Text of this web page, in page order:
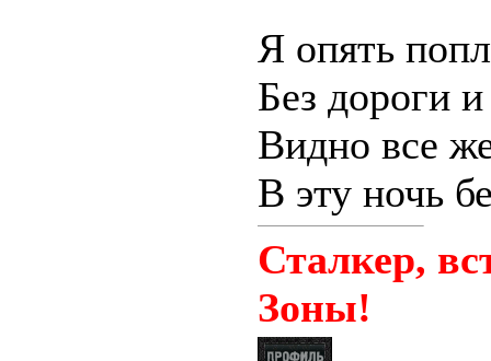
Я опять
Без дороги
Видно все
В эту ночь
Сталкер,
Зоны!